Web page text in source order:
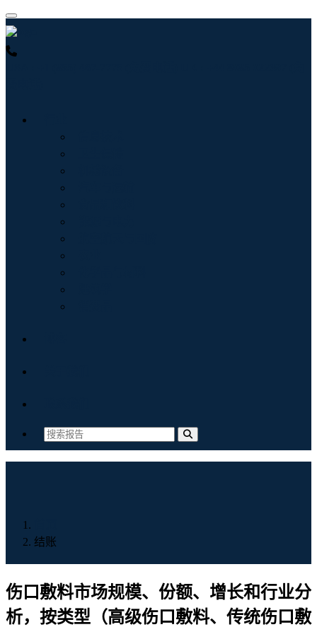
结账
伤口敷料市场规模、份额、增长和行业分
析，按类型（高级伤口敷料、传统伤口敷